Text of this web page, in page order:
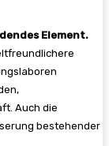
Element.
Auch die
bestehender